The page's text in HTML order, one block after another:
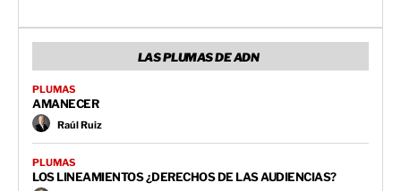
LAS PLUMAS DE ADN
PLUMAS
AMANECER
Raúl Ruiz
PLUMAS
LOS LINEAMIENTOS ¿DERECHOS DE LAS AUDIENCIAS?